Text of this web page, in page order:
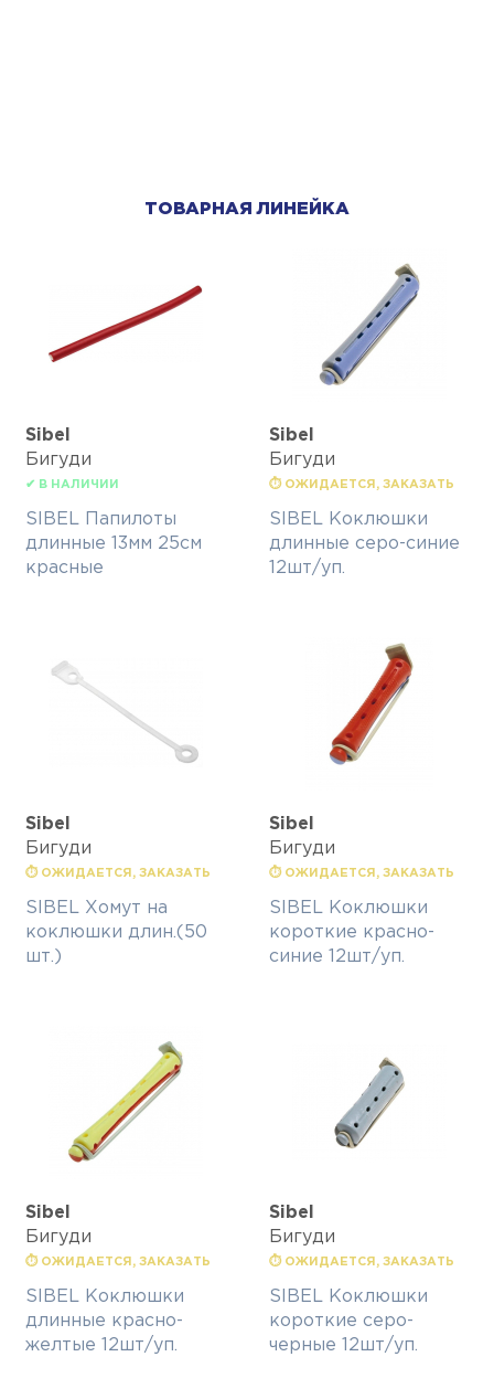
ТОВАРНАЯ ЛИНЕЙКА
Sibel
Бигуди
✔ В НАЛИЧИИ
SIBEL Папилоты
длинные 13мм 25см
красные
Sibel
Бигуди
⏱ ОЖИДАЕТСЯ, ЗАКАЗАТЬ
SIBEL Коклюшки
длинные серо-синие
12шт/уп.
Sibel
Бигуди
⏱ ОЖИДАЕТСЯ, ЗАКАЗАТЬ
SIBEL Хомут на
коклюшки длин.(50
шт.)
Sibel
Бигуди
⏱ ОЖИДАЕТСЯ, ЗАКАЗАТЬ
SIBEL Коклюшки
короткие красно-
синие 12шт/уп.
Sibel
Бигуди
⏱ ОЖИДАЕТСЯ, ЗАКАЗАТЬ
SIBEL Коклюшки
длинные красно-
желтые 12шт/уп.
Sibel
Бигуди
⏱ ОЖИДАЕТСЯ, ЗАКАЗАТЬ
SIBEL Коклюшки
короткие серо-
черные 12шт/уп.